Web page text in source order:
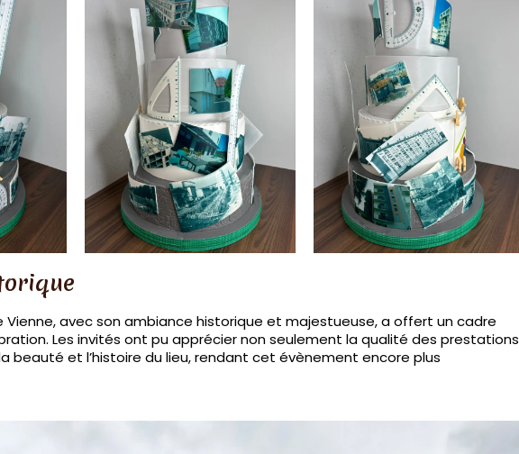
avec son ambiance historique et majestueuse, a offert un cadre
Les invités ont pu apprécier non seulement la qualité des prestations
beauté et l’histoire du lieu, rendant cet évènement encore plus